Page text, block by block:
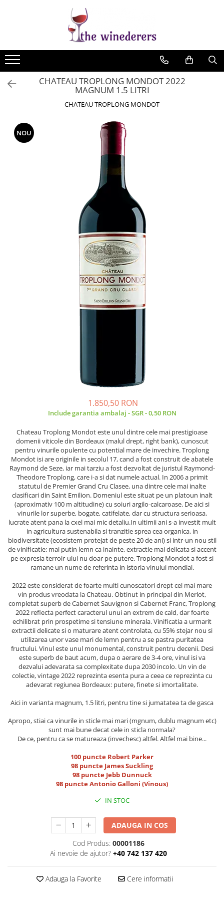
CHATEAU TROPLONG MONDOT 2022
MAGNUM 1.5 LITRI
CHATEAU TROPLONG MONDOT
NOU
1.850,50 RON
Include garantia ambalaj - SGR - 0,50 RON
Chateau Troplong Mondot este unul dintre cele mai prestigioase
domenii viticole din Bordeaux (malul drept, right bank), cunoscut
pentru vinurile opulente cu potential mare de invechire. Troplong
Mondot isi are originile in secolul 17, cand a fost construit de abatele
Raymond de Seze, iar mai tarziu a fost dezvoltat de juristul Raymond-
Theodore Troplong, care i-a si dat numele actual. In 2006 a primit
statutul de Premier Grand Cru Clasee, una dintre cele mai inalte
clasificari din Saint Emilion. Domeniul este situat pe un platoun inalt
(aproximativ 100 m altitudine) cu soiuri argilo-calcaroase. De aici si
vinurile lor superbe, bogate, catifelate, dar cu structura serioasa,
lucrate atent pana la cxel mai mic detaliu.In ultimii ani s-a investit mult
in agricultura sustenabila si tranzitie sprea cea organica, in
biodiversitate (ecosistem protejat de peste 20 de ani) si intr-un nou stil
de vinificatie: mai putin lemn ca inainte, extractie mai delicata si accent
pe expresia terroir-ului nu doar pe putere. Troplong Mondot a fost si
ramane un nume de referinta in istoria vinului mondial.
2022 este considerat de foarte multi cunoscatori drept cel mai mare
vin produs vreodata la Chateau. Obtinut in principal din Merlot,
completat superb de Cabernet Sauvignon si Cabernet Franc, Troplong
2022 reflecta perfect caracterul unui an extrem de cald, dar foarte
echilibrat prin prospetime si tensiune minerala. Vinificatia a urmarit
extractii delicate si o maturare atent controlata, cu 55% stejar nou si
utilizarea unor vase mari de lemn pentru a se pastra puritatea
fructului. Vinul este unul monumental, construit pentru decenii. Desi
este superb de baut acum, dupa o aerare de 3-4 ore, vinul isi va
dezvalui adevarata sa complexitate dupa 2030 incolo. Un vin de
colectie, vintage 2022 reprezinta esenta pura a ceea ce reprezinta cu
adevarat regiunea Bordeaux: putere, finete si imortalitate.
Aici in varianta magnum, 1.5 litri, pentru tine si jumatatea ta de gasca
Apropo, stiai ca vinurile in sticle mai mari (mgnum, dublu magnum etc)
sunt mai bune decat cele in sticla normala?
De ce, pentru ca se matureaza (invechesc) altfel. Altfel mai bine...
100 puncte Robert Parker
98 puncte James Suckling
98 puncte Jebb Dunnuck
98 puncte Antonio Galloni (Vinous)
IN STOC
ADAUGA IN COS
Cod Produs: 00001186
Ai nevoie de ajutor? +40 742 137 420
Adauga la Favorite Cere informatii